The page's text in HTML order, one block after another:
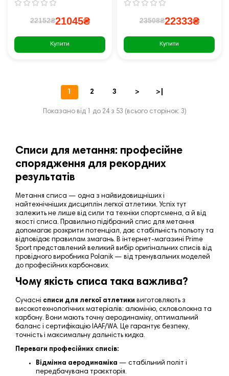
22152₴21045₴
Купити
23508₴22333₴
Купити
1 2 3 > >|
Показано від 1 до 24 з 53 (всього сторінок: 3)
Списи для метання: професійне
спорядження для рекордних
результатів
Метання списа — одна з найвидовищніших і
найтехнічніших дисциплін легкої атлетики. Успіх тут
залежить не лише від сили та техніки спортсмена, а й від
якості списа. Правильно підібраний спис для метання
допомагає розкрити потенціал, дає стабільність польоту та
відповідає правилам змагань. В інтернет-магазині Prime
Sport представлений великий вибір оригінальних списів від
провідного виробника Polanik — від тренувальних моделей
до професійних карбонових.
Чому якість списа така важлива?
Сучасні списи для легкої атлетики виготовляють з
високотехнологічних матеріалів: алюмінію, скловолокна та
карбону. Вони мають точну аеродинаміку, оптимальний
баланс і сертифікацію IAAF/WA. Це гарантує безпеку,
точність і максимальну дальність кидка.
Переваги професійних списів:
Відмінна аеродинаміка — стабільний політ і
передбачувана траєкторія.